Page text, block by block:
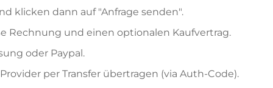
klicken dann auf "Anfrage senden".
Rechnung und einen optionalen Kaufvertrag.
oder Paypal.
per Transfer übertragen (via Auth-Code).